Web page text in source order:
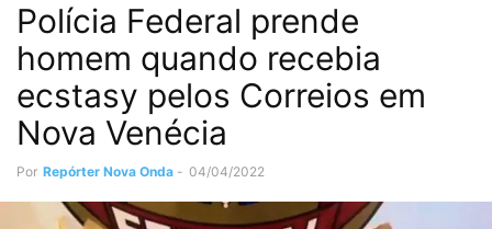
Polícia Federal prende
homem quando recebia
ecstasy pelos Correios em
Nova Venécia
Por Repórter Nova Onda - 04/04/2022